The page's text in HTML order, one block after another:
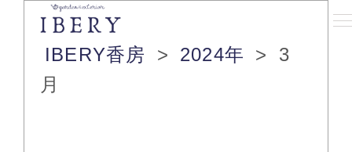
IBERY香房 > 2024年 >
3
月